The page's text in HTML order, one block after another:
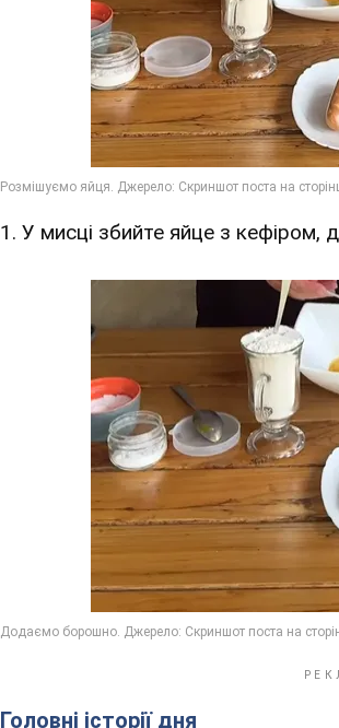
1. У мисці збийте яйце з кефіром,
Головні історії дня